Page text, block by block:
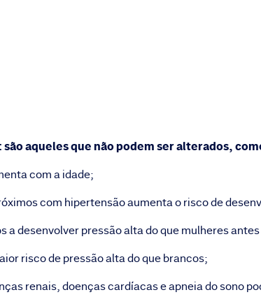
aqueles que não podem ser alterados,
com a idade;
com hipertensão aumenta o risco de
a desenvolver pressão alta do que mulheres
risco de pressão alta do que brancos;
renais, doenças cardíacas e apneia do sono